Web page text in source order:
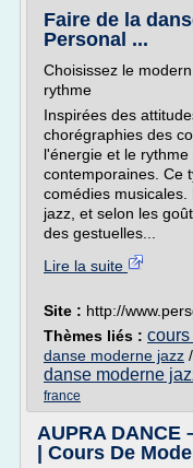
Faire de la
Personal ...
Choisissez le
rythme
Inspirées des
chorégraphies des
l'énergie et le
contemporaines. Ce
comédies
jazz, et selon les
des gestuelles...
Lire la suite
Site : http://
Thèmes liés :
danse moderne jazz /
danse moderne
france
AUPRA DANCE
| Cours De